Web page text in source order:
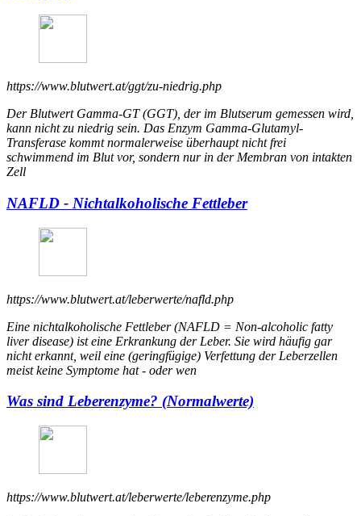
https://www.blutwert.at/ggt/zu-niedrig.php
Der Blutwert Gamma-GT (GGT), der im Blutserum gemessen wird,
kann nicht zu niedrig sein. Das Enzym Gamma-Glutamyl-
Transferase kommt normalerweise überhaupt nicht frei
schwimmend im Blut vor, sondern nur in der Membran von intakten
Zell
NAFLD - Nichtalkoholische Fettleber
https://www.blutwert.at/leberwerte/nafld.php
Eine nichtalkoholische Fettleber (NAFLD = Non-alcoholic fatty
liver disease) ist eine Erkrankung der Leber. Sie wird häufig gar
nicht erkannt, weil eine (geringfügige) Verfettung der Leberzellen
meist keine Symptome hat - oder wen
Was sind Leberenzyme? (Normalwerte)
https://www.blutwert.at/leberwerte/leberenzyme.php